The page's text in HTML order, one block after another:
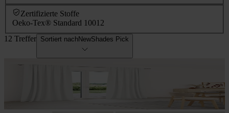
Zertifizierte Stoffe
Oeko-Tex® Standard 10012
12 Treffer Sortiert nachNewShades Pick